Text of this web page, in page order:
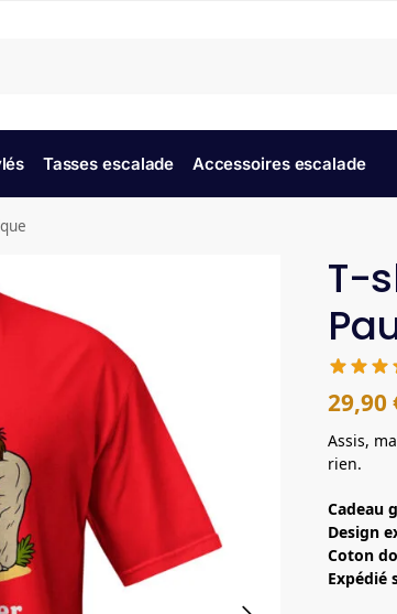
Tasses escalade Accessoires escalade
T-
29,90
Assis,
rien.
Cadeau
Design
Coton
Expédié